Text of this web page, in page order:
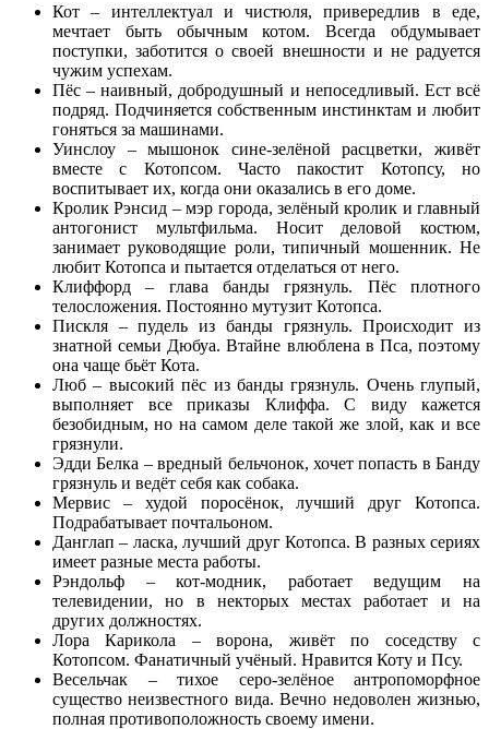
Кот – интеллектуал и чистюля, привередлив в еде,
мечтает быть обычным котом. Всегда обдумывает
поступки, заботится о своей внешности и не радуется
чужим успехам.
Пёс – наивный, добродушный и непоседливый. Ест всё
подряд. Подчиняется собственным инстинктам и любит
гоняться за машинами.
Уинслоу – мышонок сине-зелёной расцветки, живёт
вместе с Котопсом. Часто пакостит Котопсу, но
воспитывает их, когда они оказались в его доме.
Кролик Рэнсид – мэр города, зелёный кролик и главный
антогонист мультфильма. Носит деловой костюм,
занимает руководящие роли, типичный мошенник. Не
любит Котопса и пытается отделаться от него.
Клиффорд – глава банды грязнуль. Пёс плотного
телосложения. Постоянно мутузит Котопса.
Пискля – пудель из банды грязнуль. Происходит из
знатной семьи Дюбуа. Втайне влюблена в Пса, поэтому
она чаще бьёт Кота.
Люб – высокий пёс из банды грязнуль. Очень глупый,
выполняет все приказы Клиффа. С виду кажется
безобидным, но на самом деле такой же злой, как и все
грязнули.
Эдди Белка – вредный бельчонок, хочет попасть в Банду
грязнуль и ведёт себя как собака.
Мервис – худой поросёнок, лучший друг Котопса.
Подрабатывает почтальоном.
Данглап – ласка, лучший друг Котопса. В разных сериях
имеет разные места работы.
Рэндольф – кот-модник, работает ведущим на
телевидении, но в некторых местах работает и на
других должностях.
Лора Карикола – ворона, живёт по соседству с
Котопсом. Фанатичный учёный. Нравится Коту и Псу.
Весельчак – тихое серо-зелёное антропоморфное
существо неизвестного вида. Вечно недоволен жизнью,
полная противоположность своему имени.